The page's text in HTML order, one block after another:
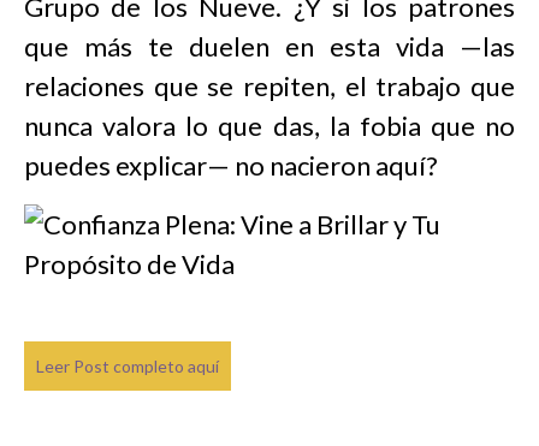
Grupo de los Nueve. ¿Y si los patrones
que más te duelen en esta vida —las
relaciones que se repiten, el trabajo que
nunca valora lo que das, la fobia que no
puedes explicar— no nacieron aquí?
Leer Post completo aquí